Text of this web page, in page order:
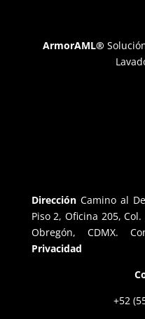
ArmorAML®
Dirección Camino al
Piso 2, Oficina 205,
Obregón, CDMX.
Privacidad
+52